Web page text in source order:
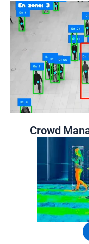
Crowd